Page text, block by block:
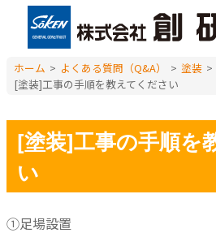
ホーム > よくある質問（Q&A） > 塗装 >
[塗装]工事の手順を教えてください
[塗装]工事の手順を
い
①足場設置